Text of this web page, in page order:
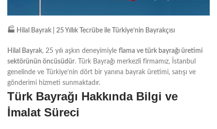
🏭 Hilal Bayrak | 25 Yıllık Tecrübe ile Türkiye’nin Bayrakçısı
Hilal Bayrak, 25 yılı aşkın deneyimiyle flama ve türk bayrağı üretimi
sektörünün öncüsüdür. Türk Bayrağı merkezli firmamız, İstanbul
genelinde ve Türkiye’nin dört bir yanına bayrak üretimi, satışı ve
gönderimi hizmeti sunmaktadır.
Türk Bayrağı Hakkında Bilgi ve
İmalat Süreci